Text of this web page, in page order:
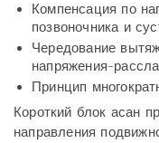
Компенсация по
позвоночника и
Чередование
напряжения-
Принцип
Короткий блок асан
направления